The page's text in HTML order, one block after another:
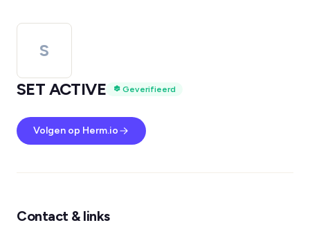
S
SET ACTIVE
Geverifieerd
Volgen op Herm.io
Contact & links